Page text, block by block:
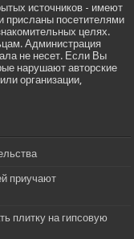
источников - имеют
присланы посетителями
целях.
Администрация
не несет. Если Вы
нарушают авторские
организации,
приучают
плитку на гипсовую